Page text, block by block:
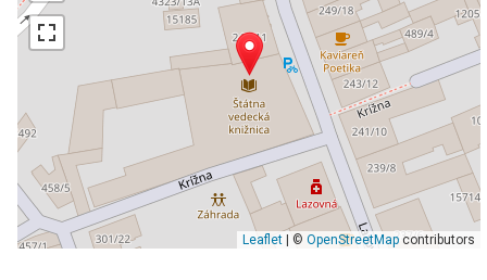
Leaflet| © OpenStreetMapcontributors